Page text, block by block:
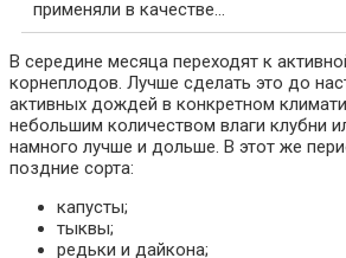
применяли в качестве…
В середине месяца переходят к
корнеплодов. Лучше сделать это до
активных дождей в конкретном
небольшим количеством влаги клубни
намного лучше и дольше. В этот же
поздние сорта:
капусты;
тыквы;
редьки и дайкона;